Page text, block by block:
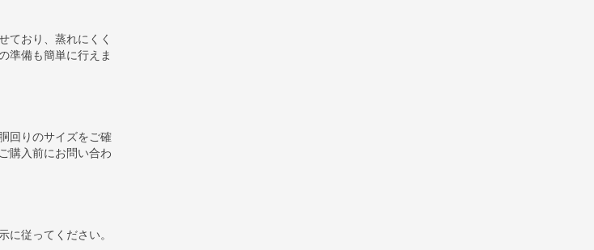
ており、蒸れにくく
準備も簡単に行えま
回りのサイズをご確
購入前にお問い合わ
に従ってください。